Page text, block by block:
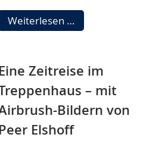
Weiterlesen … Sommertheater
„WAS
LIVE!
Eine Zeitreise im
– mit
Bildern von
Peer Elshoff